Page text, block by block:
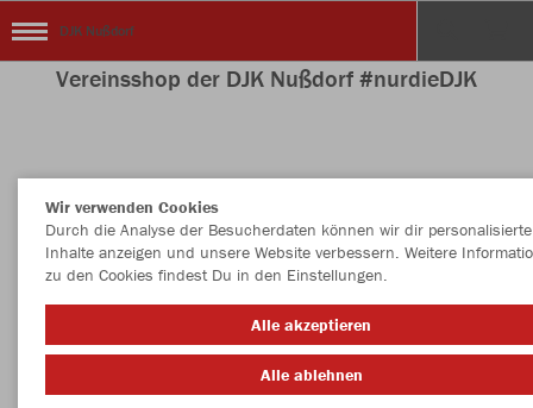
DJK Nußdorf
Vereinsshop der DJK Nußdorf #nurdieDJK
Wir verwenden Cookies
Durch die Analyse der Besucherdaten können wir dir personalisierte
Inhalte anzeigen und unsere Website verbessern. Weitere
zu den Cookies findest Du in den Einstellungen.
Alle akzeptieren
Alle ablehnen